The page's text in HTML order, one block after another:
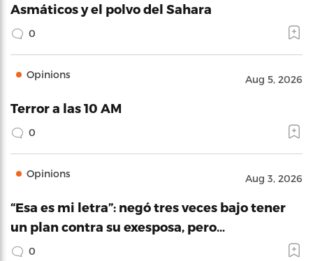
Asmáticos y el polvo del Sahara
0
Opinions Aug 5, 2026
Terror a las 10 AM
0
Opinions Aug 3, 2026
“Esa es mi letra”: negó tres veces bajo tener
un plan contra su exesposa, pero…
0